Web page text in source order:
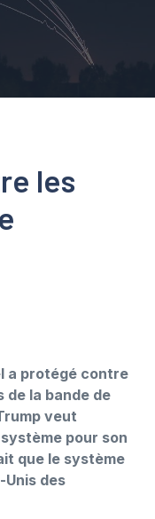
les
a protégé contre
de la bande de
veut
pour son
que le système
des